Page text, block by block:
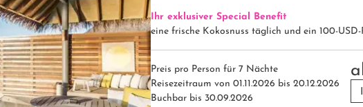
Ihr exklusiver Special Benefit
eine frische Kokosnuss täglich und ein 100-
Preis pro Person für 7 Nächte
Reisezeitraum von 01.11.2026 bis 20.12.2026
Buchbar bis 30.09.2026